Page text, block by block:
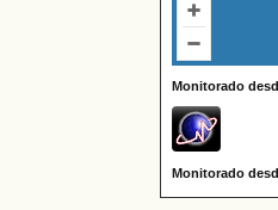
Monitorado
Monitorado